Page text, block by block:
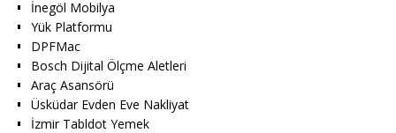
İnegöl Mobilya
Yük Platformu
DPFMac
Bosch Dijital Ölçme Aletleri
Araç Asansörü
Üsküdar Evden Eve Nakliyat
İzmir Tabldot Yemek